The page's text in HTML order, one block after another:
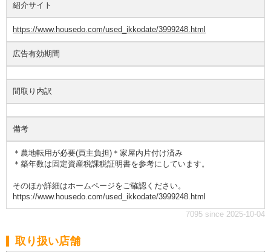
紹介サイト
https://www.housedo.com/used_ikkodate/3999248.html
広告有効期間
間取り内訳
備考
＊農地転用が必要(買主負担)＊家屋内片付け済み
＊築年数は固定資産税課税証明書を参考にしています。
そのほか詳細はホームページをご確認ください。
https://www.housedo.com/used_ikkodate/3999248.html
7095 since 2025-10-04
取り扱い店舗